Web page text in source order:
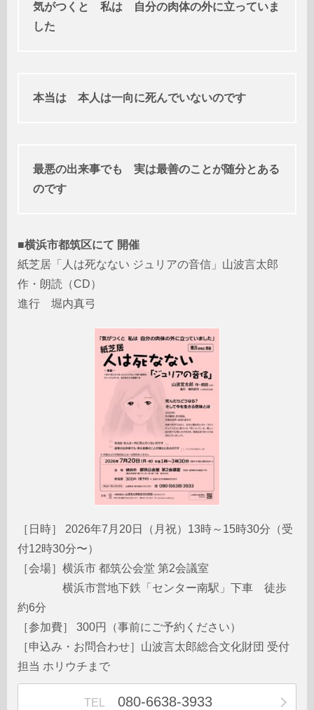
気がつくと 私は 自分の肉体の外に立っていま
した
本当は 本人は一向に死んでいないのです
最悪の出来事でも 実は最善のことが随分とある
のです
■横浜市都筑区にて 開催
紙芝居「人は死なない ジュリアの音信」山波言太郎
作・朗読（CD）
進行 堀内真弓
［日時］ 2026年7月20日（月祝）13時～15時30分（受
付12時30分〜）
［会場］横浜市 都筑公会堂 第2会議室
横浜市営地下鉄「センター南駅」下車 徒歩
約6分
［参加費］ 300円（事前にご予約ください）
［申込み・お問合わせ］山波言太郎総合文化財団 受付
担当 ホリウチまで
TEL 080-6638-3933